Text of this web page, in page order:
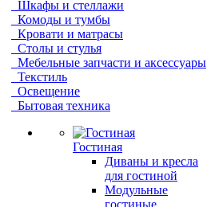
Шкафы и стеллажи
Комоды и тумбы
Кровати и матрасы
Столы и стулья
Мебельные запчасти и аксессуары
Текстиль
Освещение
Бытовая техника
Гостиная
Диваны и кресла
для гостиной
Модульные
гостиные